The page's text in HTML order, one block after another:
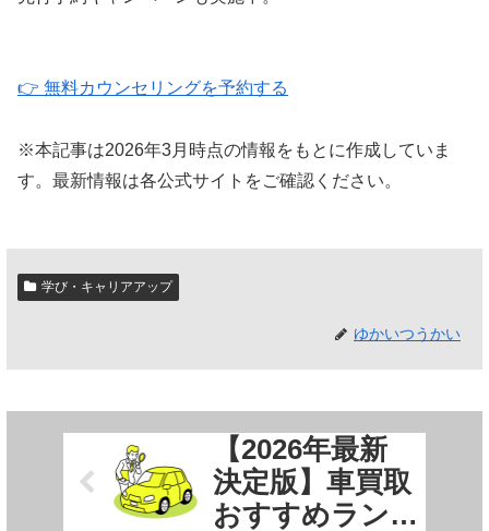
👉 無料カウンセリングを予約する
※本記事は2026年3月時点の情報をもとに作成していま
す。最新情報は各公式サイトをご確認ください。
学び・キャリアアップ
ゆかいつうかい
【2026年最新
決定版】車買取
おすすめラン